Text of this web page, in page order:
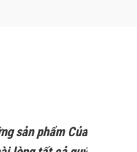
sản phẩm Của